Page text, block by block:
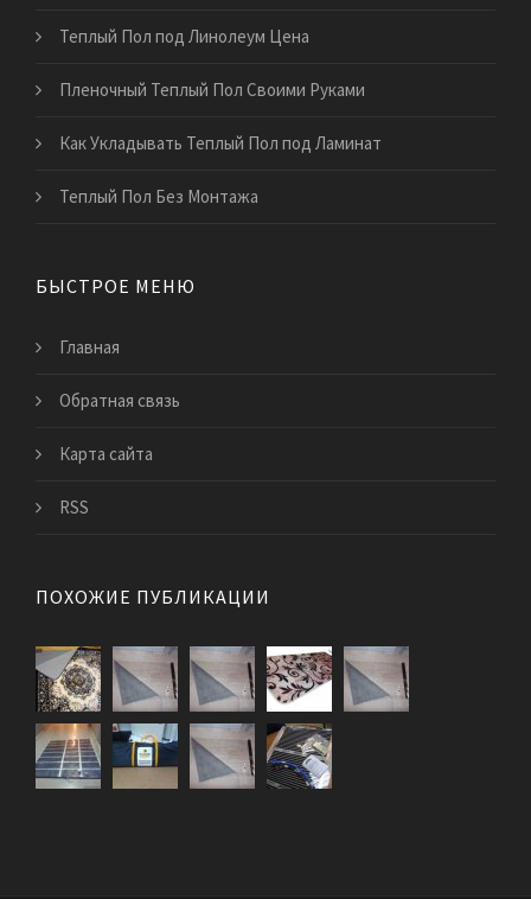
Теплый Пол под Линолеум Цена
Пленочный Теплый Пол Своими Руками
Как Укладывать Теплый Пол под Ламинат
Теплый Пол Без Монтажа
БЫСТРОЕ МЕНЮ
Главная
Обратная связь
Карта сайта
RSS
ПОХОЖИЕ ПУБЛИКАЦИИ